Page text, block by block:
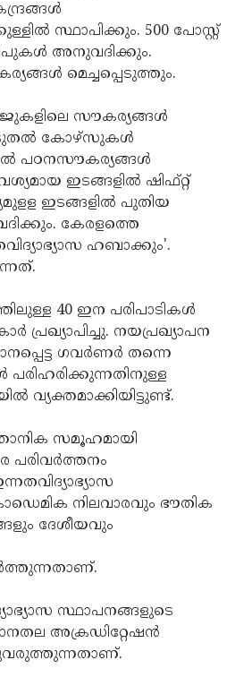
സ്ഥാപിക്കും. 500 പോസ്റ്റ്
അനുവദിക്കും.
മെച്ചപ്പെടുത്തും.
സൗകര്യങ്ങള്‍
കോഴ്‌സുകള്‍
പഠനസൗകര്യങ്ങള്‍
ഇടങ്ങളില്‍ ഷിഫ്റ്റ്
ഇടങ്ങളില്‍ പുതിയ
കേരളത്തെ
ഹബാക്കും'.
40 ഇന പരിപാടികള്‍
പ്രഖ്യാപിച്ചു. നയപ്രഖ്യാപന
ഗവര്‍ണര്‍ തന്നെ
പരിഹരിക്കുന്നതിനുള്ള
വ്യക്തമാക്കിയിട്ടുണ്ട്.
സമൂഹമായി
പരിവര്‍ത്തനം
നിലവാരവും ഭൗതിക
ദേശീയവും
സ്ഥാപനങ്ങളുടെ
അക്രഡിറ്റേഷന്‍